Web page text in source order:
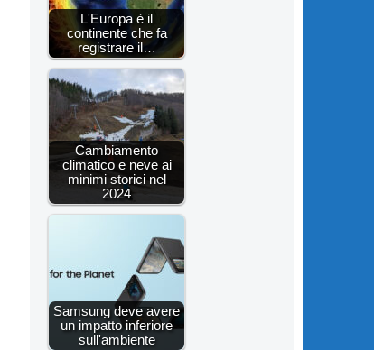
L'Europa è il
continente che fa
registrare il…
Cambiamento
climatico e neve ai
minimi storici nel
2024
Samsung deve avere
un impatto inferiore
sull'ambiente